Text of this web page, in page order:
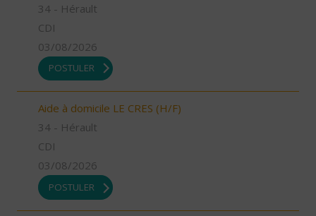
34 - Hérault
CDI
03/08/2026
POSTULER
Aide à domicile LE CRES (H/F)
34 - Hérault
CDI
03/08/2026
POSTULER